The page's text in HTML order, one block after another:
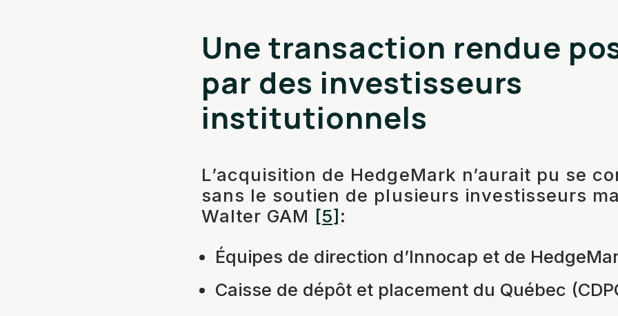
Une transaction rendue
par des investisseurs
institutionnels
L’acquisition de HedgeMark n’aurait pu se
sans le soutien de plusieurs investisseurs
Walter GAM [5]:
Équipes de direction d’Innocap et de
Caisse de dépôt et placement du Québec